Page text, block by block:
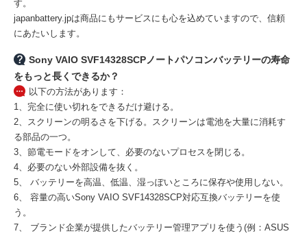
す。
japanbattery.jpは商品にもサービスにも心を込めていますので、信頼
にあたいします。
Sony VAIO SVF14328SCPノートパソコンバッテリーの寿命
をもっと長くできるか？
以下の方法があります：
1、完全に使い切れをできるだけ避ける。
2、スクリーンの明るさを下げる。スクリーンは電池を大量に消耗す
る部品の一つ。
3、節電モードをオンして、必要のないプロセスを閉じる。
4、必要のない外部設備を抜く。
5、 バッテリーを高温、低温、湿っぽいところに保存や使用しない。
6、 容量の高いSony VAIO SVF14328SCP対応互換バッテリーを使
う。
7、 ブランド企業が提供したバッテリー管理アプリを使う(例：ASUS